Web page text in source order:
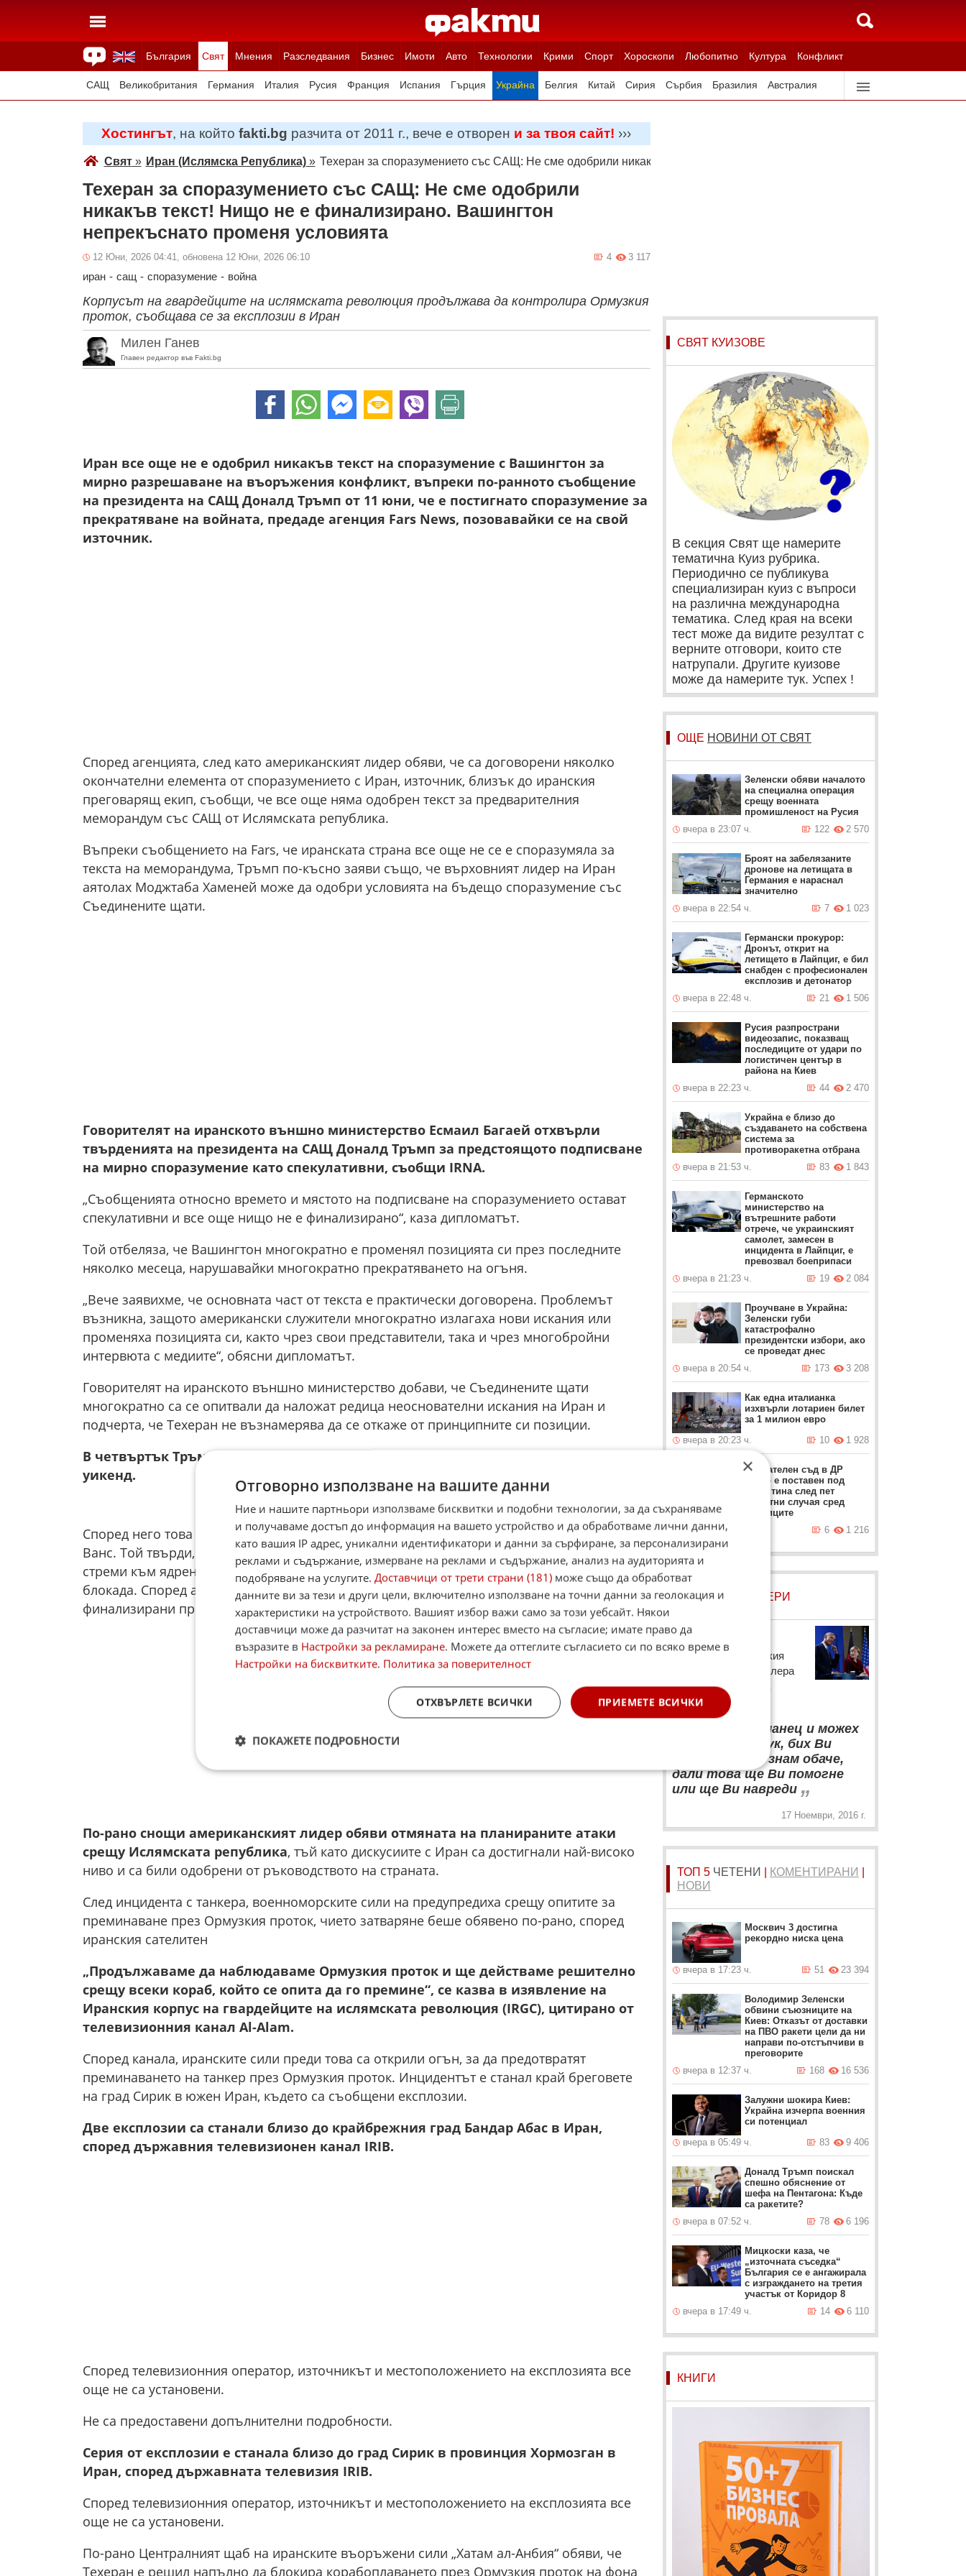
България Свят Мнения Разследвания Бизнес Имоти Авто Технологии Крими Спорт Хороскопи Любопитно Култура Конфликт
Здраве Времето Анкети Вицове Куизове
САЩ Великобритания Германия Италия Русия Франция Испания Гърция Украйна Белгия Китай Сирия Сърбия Бразилия Австралия
Всички държави Унгария
Хостингът, на който fakti.bg разчита от 2011 г., вече е отворен и за твоя сайт! ›››
Свят» Иран (Ислямска Република)» Техеран за споразумението със САЩ: Не сме одобрили никакъв текст! Нищо не е финализирано. Вашингтон
Техеран за споразумението със САЩ: Не сме одобрили
никакъв текст! Нищо не е финализирано. Вашингтон
непрекъснато променя условията
12 Юни, 2026 04:41, обновена 12 Юни, 2026 06:10 3 117
4
иран - сащ - споразумение - война
Корпусът на гвардейците на ислямската революция продължава да контролира Ормузкия
проток, съобщава се за експлозии в Иран
Милен Ганев
Главен редактор във Fakti.bg
Иран все още не е одобрил никакъв текст на споразумение с Вашингтон за
мирно разрешаване на въоръжения конфликт, въпреки по-ранното съобщение
на президента на САЩ Доналд Тръмп от 11 юни, че е постигнато споразумение за
прекратяване на войната, предаде агенция Fars News, позовавайки се на свой
източник.
Според агенцията, след като американският лидер обяви, че са договорени няколко
окончателни елемента от споразумението с Иран, източник, близък до иранския
преговарящ екип, съобщи, че все още няма одобрен текст за предварителния
меморандум със САЩ от Ислямската република.
Въпреки съобщението на Fars, че иранската страна все още не се е споразумяла за
текста на меморандума, Тръмп по-късно заяви също, че върховният лидер на Иран
аятолах Моджтаба Хаменей може да одобри условията на бъдещо споразумение със
Съединените щати.
Говорителят на иранското външно министерство Есмаил Багаей отхвърли
твърденията на президента на САЩ Доналд Тръмп за предстоящото подписване
на мирно споразумение като спекулативни, съобщи IRNA.
„Съобщенията относно времето и мястото на подписване на споразумението остават
спекулативни и все още нищо не е финализирано“, каза дипломатът.
Той отбеляза, че Вашингтон многократно е променял позицията си през последните
няколко месеца, нарушавайки многократно прекратяването на огъня.
„Вече заявихме, че основната част от текста е практически договорена. Проблемът
възникна, защото американски служители многократно излагаха нови искания или
променяха позицията си, както чрез свои представители, така и чрез многобройни
интервюта с медиите“, обясни дипломатът.
Говорителят на иранското външно министерство добави, че Съединените щати
многократно са се опитвали да наложат редица неоснователни искания на Иран и
подчерта, че Техеран не възнамерява да се откаже от принципните си позиции.
В четвъртък Тръмп заяви, че споразумението може да бъде подписано още този
уикенд.
Според него това може да се случи в Европа в присъствието на вицепрезидента Джей Ди
Ванс. Той твърди, че в меморандума за разбирателство Иран ще се ангажира да не се
стреми към ядрени оръжия. Споразумението ще включва и премахване на морската
блокада. Според американския президент се очаква документите да бъдат
финализирани през следващите няколко дни.
По-рано снощи американският лидер обяви отмяната на планираните атаки
срещу Ислямската република, тъй като дискусиите с Иран са достигнали най-високо
ниво и са били одобрени от ръководството на страната.
След инцидента с танкера, военноморските сили на предупредиха срещу опитите за
преминаване през Ормузкия проток, чието затваряне беше обявено по-рано, според
иранския сателитен
„Продължаваме да наблюдаваме Ормузкия проток и ще действаме решително
срещу всеки кораб, който се опита да го премине“, се казва в изявление на
Иранския корпус на гвардейците на ислямската революция (IRGC), цитирано от
телевизионния канал Al-Alam.
Според канала, иранските сили преди това са открили огън, за да предотвратят
преминаването на танкер през Ормузкия проток. Инцидентът е станал край бреговете
на град Сирик в южен Иран, където са съобщени експлозии.
Две експлозии са станали близо до крайбрежния град Бандар Абас в Иран,
според държавния телевизионен канал IRIB.
Според телевизионния оператор, източникът и местоположението на експлозията все
още не са установени.
Не са предоставени допълнителни подробности.
Серия от експлозии е станала близо до град Сирик в провинция Хормозган в
Иран, според държавната телевизия IRIB.
Според телевизионния оператор, източникът и местоположението на експлозията все
още не са установени.
По-рано Централният щаб на иранските въоръжени сили „Хатам ал-Анбия“ обяви, че
Техеран е решил напълно да блокира корабоплаването през Ормузкия проток на фона
СВЯТ КУИЗОВЕ
В секция Свят ще намерите
тематична Куиз рубрика.
Периодично се публикува
специализиран куиз с въпроси
на различна международна
тематика. След края на всеки
тест може да видите резултат с
верните отговори, които сте
натрупали. Другите куизове
може да намерите тук. Успех !
ОЩЕ НОВИНИ ОТ СВЯТ
Зеленски обяви началото
на специална операция
срещу военната
промишленост на Русия
вчера в 23:07 ч.
2 570
122
Броят на забелязаните
дронове на летищата в
Германия е нараснал
значително
вчера в 22:54 ч.
1 023
7
Германски прокурор:
Дронът, открит на
летището в Лайпциг, е бил
снабден с професионален
експлозив и детонатор
вчера в 22:48 ч.
1 506
21
Русия разпространи
видеозапис, показващ
последиците от удари по
логистичен център в
района на Киев
вчера в 22:23 ч.
2 470
44
Украйна е близо до
създаването на собствена
система за
противоракетна отбрана
вчера в 21:53 ч.
1 843
83
Германското
министерство на
вътрешните работи
отрече, че украинският
самолет, замесен в
инцидента в Лайпциг, е
превозвал боеприпаси
вчера в 21:23 ч.
2 084
19
Проучване в Украйна:
Зеленски губи
катастрофално
президентски избори, ако
се проведат днес
вчера в 20:54 ч.
3 208
173
Как една италианка
изхвърли лотариен билет
за 1 милион евро
вчера в 20:23 ч.
1 928
10
Плавателен съд в ДР
Конго е поставен под
карантина след пет
смъртни случая сред
пътниците
вчера в 19:51 ч.
1 216
6
ЛОВЦИ НА БИСЕРИ
Барак Обама
Думи на американския
президент към канцлера
на Германия Ангела
Меркел
“
Ако бях германец и можех
да гласувам тук, бих Ви
подкрепил. Не знам обаче,
дали това ще Ви помогне
или ще Ви навреди „
17 Ноември, 2016 г.
ТОП 5 ЧЕТЕНИ КОМЕНТИРАНИ
НОВИ
Москвич 3 достигна
рекордно ниска цена
вчера в 17:23 ч. 23 394
51
Володимир Зеленски
обвини съюзниците на
Киев: Отказът от доставки
на ПВО ракети цели да ни
направи по-отстъпчиви в
преговорите
вчера в 12:37 ч.
16 536
168
Залужни шокира Киев:
Украйна изчерпа военния
си потенциал
вчера в 05:49 ч.
9 406
83
Доналд Тръмп поискал
спешно обяснение от
шефа на Пентагона: Къде
са ракетите?
вчера в 07:52 ч.
6 196
78
Мицкоски каза, че
„източната съседка“
България се е ангажирала
с изграждането на третия
участък от Коридор 8
вчера в 17:49 ч.
6 110
14
КНИГИ
×
Отговорно използване на вашите данни
Ние и нашите партньори използваме бисквитки и подобни технологии, за да съхраняваме
и получаваме достъп до информация на вашето устройство и да обработваме лични данни,
като вашия IP адрес, уникални идентификатори и данни за сърфиране, за персонализирани
реклами и съдържание, измерване на реклами и съдържание, анализ на аудиторията и
подобряване на услугите. Доставчици от трети страни (181) може също да обработват
данните ви за тези и други цели, включително използване на точни данни за геолокация и
характеристики на устройството. Вашият избор важи само за този уебсайт. Някои
доставчици може да разчитат на законен интерес вместо на съгласие; имате право да
възразите в Настройки за рекламиране. Можете да оттеглите съгласието си по всяко време в
Настройки на бисквитките. Политика за поверителност
ПРИЕМЕТЕ ВСИЧКИ
ОТХВЪРЛЕТЕ ВСИЧКИ
ПОКАЖЕТЕ ПОДРОБНОСТИ